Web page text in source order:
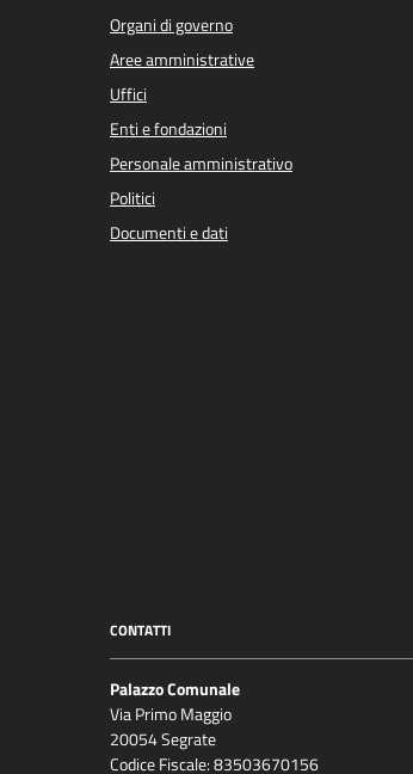
Organi di governo
Aree amministrative
Uffici
Enti e fondazioni
Personale amministrativo
Politici
Documenti e dati
CONTATTI
Palazzo Comunale
Via Primo Maggio
20054 Segrate
Codice Fiscale: 83503670156